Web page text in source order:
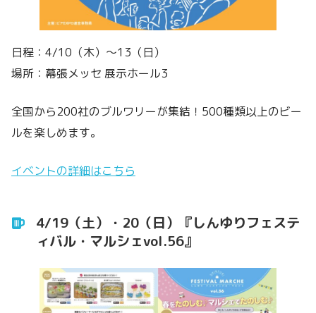
日程：4/10（木）～13（日）
場所：幕張メッセ 展示ホール3
全国から200社のブルワリーが集結！500種類以上のビー
ルを楽しめます。
イベントの詳細はこちら
4/19（土）・20（日）『しんゆりフェステ
ィバル・マルシェvol.56』